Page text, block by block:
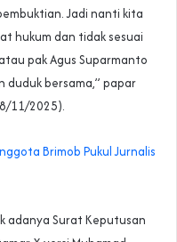
Jadi nanti kita
hukum dan tidak sesuai
pak Agus Suparmanto
duduk bersama,” papar
11/2025).
Brimob Pukul Jurnalis
adanya Surat Keputusan